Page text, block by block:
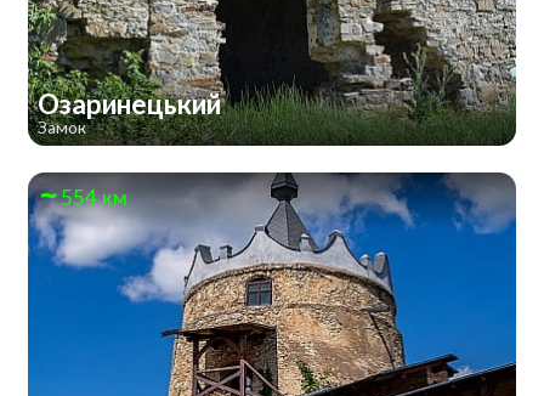
Озаринецький
Замок
554 км